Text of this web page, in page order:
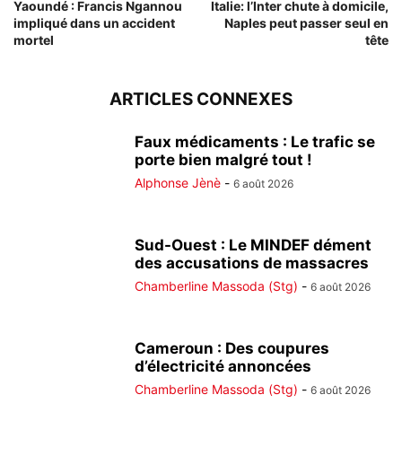
Yaoundé : Francis Ngannou
impliqué dans un accident
mortel
Italie: l’Inter chute à domicile,
Naples peut passer seul en
tête
ARTICLES CONNEXES
Faux médicaments : Le trafic se
porte bien malgré tout !
Alphonse Jènè - 6 août 2026
Sud-Ouest : Le MINDEF dément
des accusations de massacres
Chamberline Massoda (Stg) - 6 août 2026
Cameroun : Des coupures
d’électricité annoncées
Chamberline Massoda (Stg) - 6 août 2026